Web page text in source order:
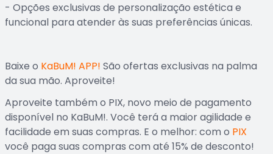
- Opções exclusivas de personalização estética e
funcional para atender às suas preferências únicas.
Baixe o KaBuM! APP! São ofertas exclusivas na palma
da sua mão. Aproveite!
Aproveite também o PIX, novo meio de pagamento
disponível no KaBuM!. Você terá a maior agilidade e
facilidade em suas compras. E o melhor: com o PIX
você paga suas compras com até 15% de desconto!